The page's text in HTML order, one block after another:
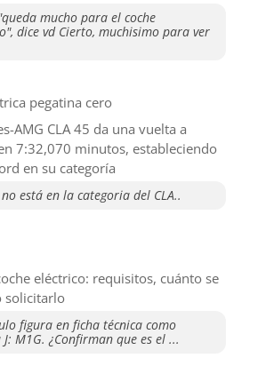
mucho para el coche
dice vd Cierto, muchisimo para ver
pegatina cero
AMG CLA 45 da una vuelta a
7:32,070 minutos, estableciendo
en su categoría
está en la categoria del CLA..
eléctrico: requisitos, cuánto se
solicitarlo
figura en ficha técnica como
M1G. ¿Confirman que es el ...